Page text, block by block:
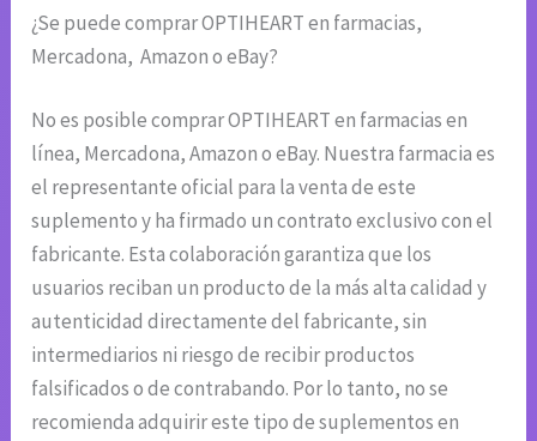
¿Se puede comprar OPTIHEART en farmacias,
Mercadona, Amazon o eBay?
No es posible comprar OPTIHEART en farmacias en
línea, Mercadona, Amazon o eBay. Nuestra farmacia es
el representante oficial para la venta de este
suplemento y ha firmado un contrato exclusivo con el
fabricante. Esta colaboración garantiza que los
usuarios reciban un producto de la más alta calidad y
autenticidad directamente del fabricante, sin
intermediarios ni riesgo de recibir productos
falsificados o de contrabando. Por lo tanto, no se
recomienda adquirir este tipo de suplementos en